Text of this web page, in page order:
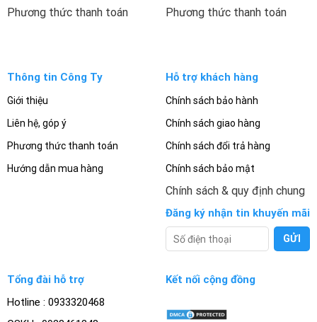
Phương thức thanh toán
Phương thức thanh toán
Thông tin Công Ty
Giới thiệu
Liên hệ, góp ý
Phương thức thanh toán
Hướng dẫn mua hàng
Hỗ trợ khách hàng
Chính sách bảo hành
Chính sách giao hàng
Chính sách đổi trả hàng
Chính sách bảo mật
Chính sách & quy định chung
Đăng ký nhận tin khuyến mãi
Tổng đài hỗ trợ
Hotline : 0933320468
Kết nối cộng đồng